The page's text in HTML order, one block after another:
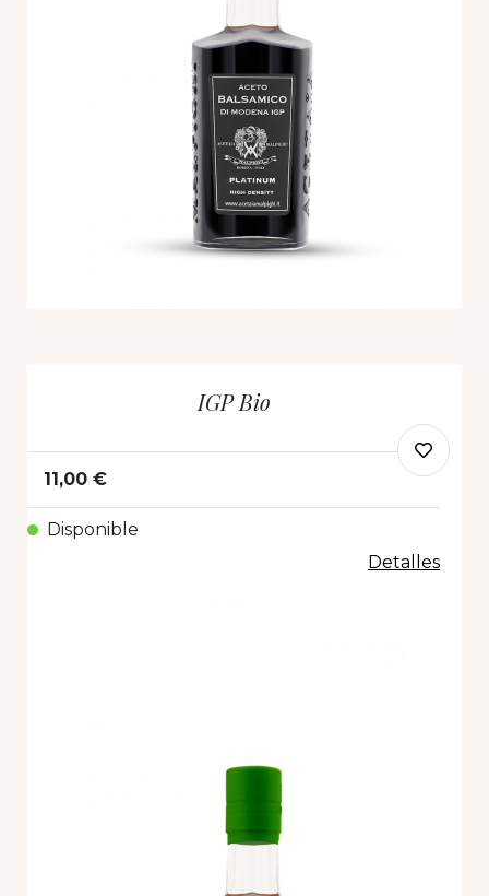
IGP Bio
11,00 €
Disponible
Detalles